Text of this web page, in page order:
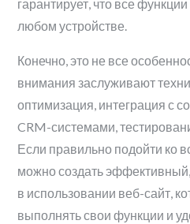
гарантирует, что все
любом устройстве.
Конечно, это не все
внимания заслуживают
оптимизация, интеграция с
CRM-системами,
Если правильно подойти ко
можно создать
в использовании веб-сайт,
выполнять свои функции и